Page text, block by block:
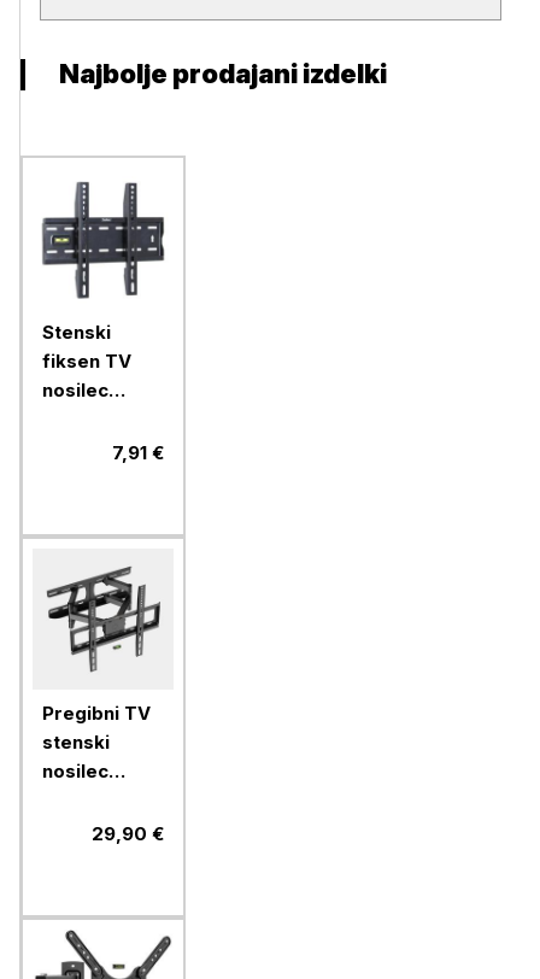
Najbolje prodajani izdelki
Stenski
fiksen TV
nosilec
7,91 €
Pregibni TV
stenski
nosilec
56'', do 45
29,90 €